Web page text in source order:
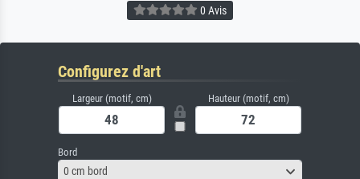
0 Avis
Configurez d'art
Largeur (motif, cm) Hauteur (motif, cm)
Bord
0 cm bord